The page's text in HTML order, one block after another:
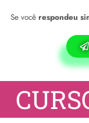
Se você respondeu